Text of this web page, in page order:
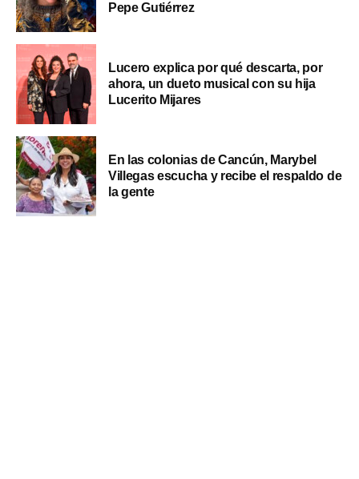
Pepe Gutiérrez
Lucero explica por qué descarta, por
ahora, un dueto musical con su hija
Lucerito Mijares
En las colonias de Cancún, Marybel
Villegas escucha y recibe el respaldo de
la gente